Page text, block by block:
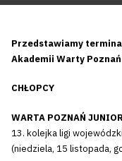
Przedstawiamy
Akademii Warty
CHŁOPCY
WARTA POZNAŃ
13. kolejka ligi
(niedziela, 15 listopada,